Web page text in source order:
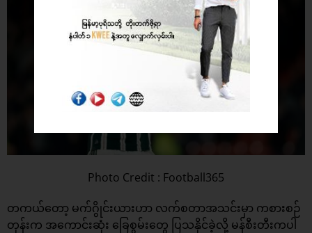
Photo Credit : Football365
တကယ်တော့ မက်ဂွိုင်းယားဟာ လက်စတာအသင်းမှာ ကစားစဉ်
တုန်းက အကောင်းဆုံး ခြေစွမ်းတွေ ပြသနိုင်ခဲ့လို့ မန်စီးတီးကပါ